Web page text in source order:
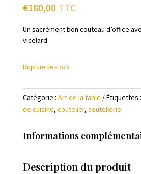
€180,00 TTC
Un sacrément bon couteau d’office
vicelard
Rupture de stock
Catégorie : Art de la table Étiquettes :
de cuisine, coutelier, coutellerie
Informations
Description du produit